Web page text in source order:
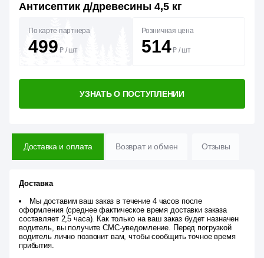
Антисептик д/древесины 4,5 кг
По карте партнера
499 ₽ / шт
Розничная цена
514₽ / шт
УЗНАТЬ О ПОСТУПЛЕНИИ
Доставка и оплата Возврат и обмен Отзывы
Доставка
Мы доставим ваш заказ в течение 4 часов после
оформления (среднее фактическое время доставки заказа
составляет 2,5 часа). Как только на ваш заказ будет назначен
водитель, вы получите СМС-уведомление. Перед погрузкой
водитель лично позвонит вам, чтобы сообщить точное время
прибытия.